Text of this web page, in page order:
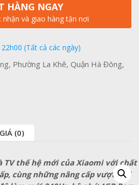
HÀNG NGAY
nhận và giao hàng tận nơi
(Tất cả các ngày)
Phường La Khê, Quận Hà Đông,
(0)
TV thế hệ mới của Xiaomi với chất
cùng những nâng cấp vượt trội